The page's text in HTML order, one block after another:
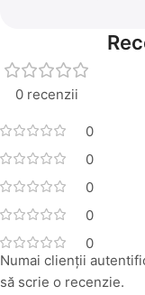
0 recenzii
0
0
0
0
0
Numai clienții
să scrie o recenzie.